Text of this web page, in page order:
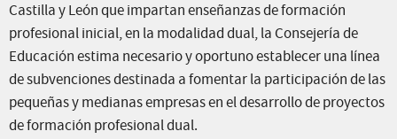
Castilla y León que impartan enseñanzas de formación
profesional inicial, en la modalidad dual, la Consejería de
Educación estima necesario y oportuno establecer una línea
de subvenciones destinada a fomentar la participación de las
pequeñas y medianas empresas en el desarrollo de proyectos
de formación profesional dual.